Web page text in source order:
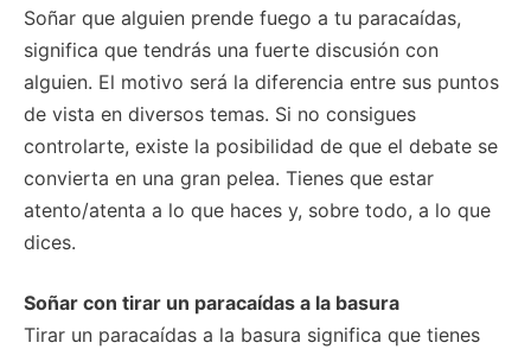
Soñar que alguien prende fuego a tu paracaídas,
significa que tendrás una fuerte discusión con
alguien. El motivo será la diferencia entre sus puntos
de vista en diversos temas. Si no consigues
controlarte, existe la posibilidad de que el debate se
convierta en una gran pelea. Tienes que estar
atento/atenta a lo que haces y, sobre todo, a lo que
dices.
Soñar con tirar un paracaídas a la basura
Tirar un paracaídas a la basura significa que tienes